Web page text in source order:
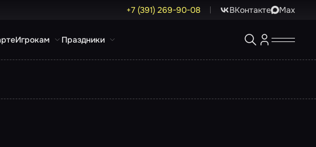
+7 (391) 269-90-08 ВКонтакте Max
Игрокам Праздники